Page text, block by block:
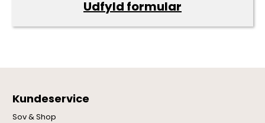
Udfyld formular
Kundeservice
Sov & Shop